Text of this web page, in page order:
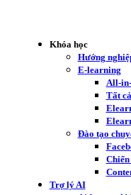
Khóa học
Hướng
E-learning
All-
Tất
Đào tạo
Trợ lý AI